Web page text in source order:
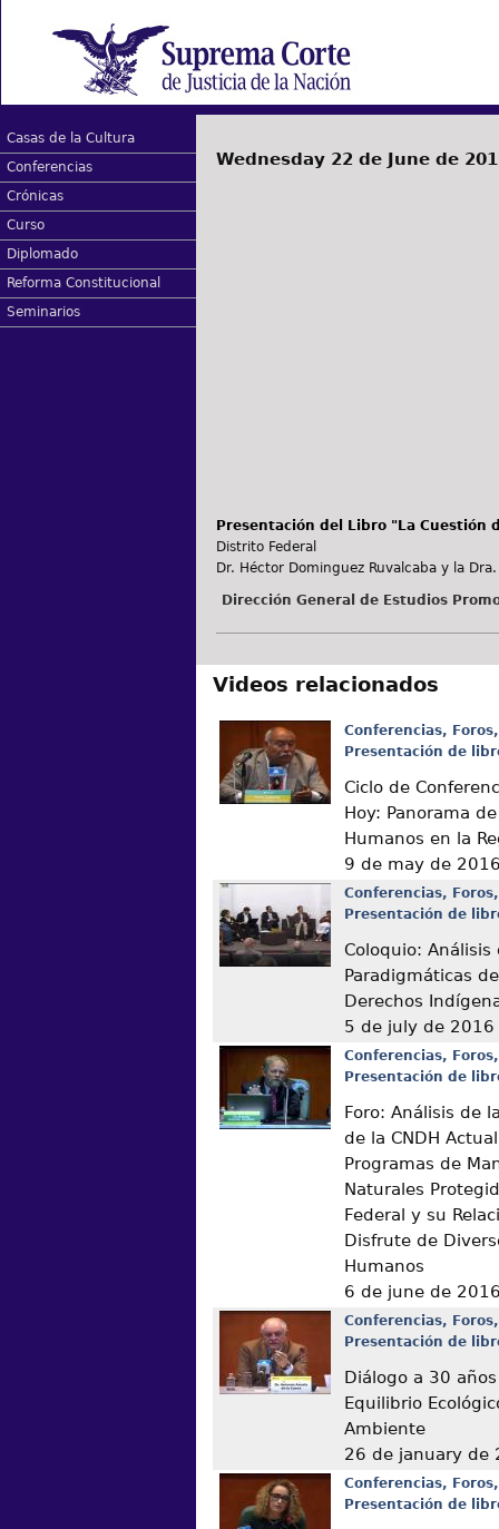
Casas de la Cultura
Conferencias
Crónicas
Curso
Diplomado
Reforma Constitucional
Seminarios
Wednesday 22 de June de
Presentación del Libro "La Cuestión
Distrito Federal
Dr. Héctor Dominguez Ruvalcaba y la
Dirección General de Estudios
Videos relacionados
Conferencias,
Presentación de
Ciclo de
Hoy: Panorama
Humanos en la
9 de may de
Conferencias,
Presentación de
Coloquio: Análisis
Paradigmáticas
Derechos
5 de july de 2016
Conferencias,
Presentación de
Foro: Análisis de
de la CNDH
Programas de
Naturales
Federal y su
Disfrute de
Humanos
6 de june de
Conferencias,
Presentación de
Diálogo a 30
Equilibrio
Ambiente
26 de january de
Conferencias,
Presentación de